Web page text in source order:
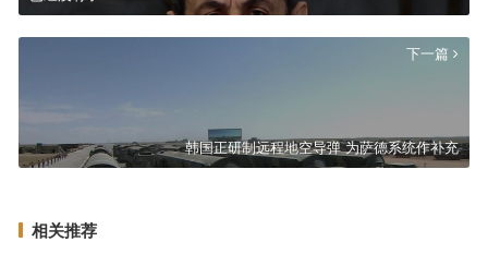
下一篇
韩国正研制远程地空导弹 为萨德系统作补充
相关推荐